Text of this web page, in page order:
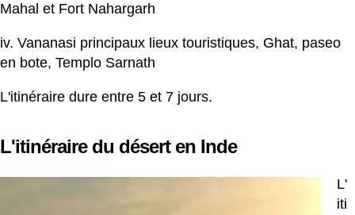
Mahal et Fort Nahargarh
iv. Vananasi principaux lieux touristiques, Ghat, paseo
en bote, Templo Sarnath
L'itinéraire dure entre 5 et 7 jours.
L'itinéraire du désert en Inde
L'
iti